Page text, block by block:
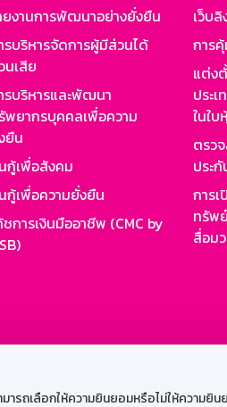
ถเลือกให้ความยินยอมหรือไม่ให้ความยิ
ยงานการพัฒนาอย่างยั่งยืน
รบริหารจัดการผู้มีส่วนได้
นเสีย
รบริหารและพัฒนา
พยากรบุคคลเพื่อความ
ยืน
กู้เพื่อสังคม
กู้เพื่อความยั่งยืน
ชการเงินมืออาชีพ (CMC by
เว็บ
การ
แต่ง
ประ
ในใ
ตรว
ประกั
การ
ทรัพ
สื่อม